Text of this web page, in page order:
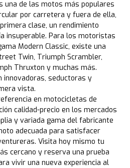
una de las motos más populares
por carretera y fuera de ella,
clase, un rendimiento
insuperable. Para los motoristas
Modern Classic, existe una
Twin, Triumph Scrambler,
Thruxton y muchas más.
innovadoras, seductoras y
vista.
en motocicletas de
calidad-precio en los mercados
y variada gama del fabricante
adecuada para satisfacer
Visita hoy mismo tu
cercano y reserva una prueba
vivir una nueva experiencia al